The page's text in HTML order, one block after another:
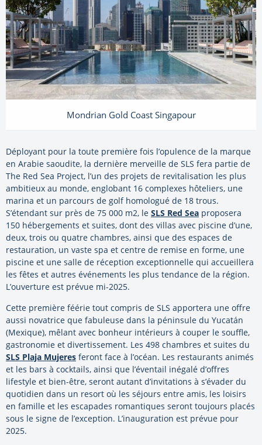
Mondrian Gold Coast Singapour
Déployant pour la toute première fois l’opulence de la marque
en Arabie saoudite, la dernière merveille de SLS fera partie de
The Red Sea Project, l’un des projets de revitalisation les plus
ambitieux au monde, englobant 16 complexes hôteliers, une
marina et un parcours de golf homologué de 18 trous.
S’étendant sur près de 75 000 m2, le SLS Red Sea proposera
150 hébergements et suites, dont des villas avec piscine d’une,
deux, trois ou quatre chambres, ainsi que des espaces de
restauration, un vaste spa et centre de remise en forme, une
piscine et une salle de réception exceptionnelle qui accueillera
les fêtes et autres événements les plus tendance de la région.
L’ouverture est prévue mi-2025.
Cette première féérie tout compris de SLS apportera une offre
aussi novatrice que fabuleuse dans la péninsule du Yucatán
(Mexique), mêlant avec bonheur intérieurs à couper le souffle,
gastronomie et divertissement. Les 498 chambres et suites du
SLS Plaja Mujeres feront face à l’océan. Les restaurants animés
et les bars à cocktails, ainsi que l’éventail inégalé d’offres
lifestyle et bien-être, seront autant d’invitations à s’évader du
quotidien dans un resort où les séjours entre amis, les loisirs
en famille et les escapades romantiques seront toujours placés
sous le signe de l’exception. L’inauguration est prévue pour
2025.